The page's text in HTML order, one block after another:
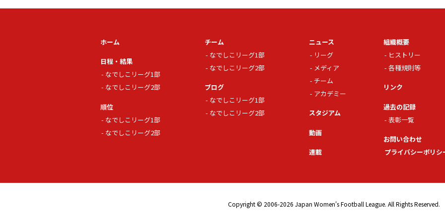
ホーム
日程・結果
なでしこリーグ1部
なでしこリーグ2部
順位
なでしこリーグ1部
なでしこリーグ2部
チーム
なでしこリーグ1部
なでしこリーグ2部
ブログ
なでしこリーグ1部
なでしこリーグ2部
ニュース
リーグ
メディア
チーム
アカデミー
スタジアム
動画
連載
組織概要
ヒストリー
各種規則等
リンク
過去の記録
表彰一覧
お問い合わせ
プライバシーポリシ
Copyright © 2006-2026 Japan Women's Football League. All Rights Reserved.